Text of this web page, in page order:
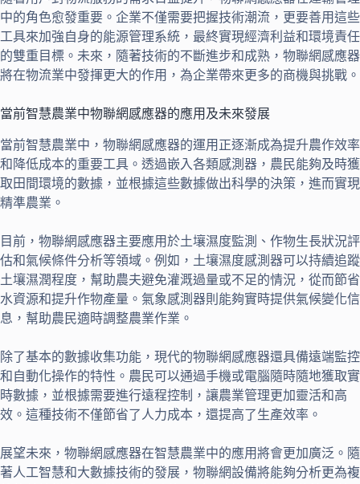
中的角色愈發重要。企業不僅需要把握技術潮流，更要善用這些
工具來加強自身的能源管理系統，最終實現經濟利益和環境責任
的雙重目標。未來，隨著技術的不斷進步和成熟，物聯網感應器
將在物流業中發揮更大的作用，為企業帶來更多的商機與挑戰。
當前智慧農業中物聯網感應器的應用及未來發展
當前智慧農業中，物聯網感應器的運用正逐漸成為提升農作效率
和降低成本的重要工具。透過嵌入各類感測器，農民能夠及時獲
取田間環境的數據，並根據這些數據做出科學的決策，進而實現
精準農業。
目前，物聯網感應器主要應用於土壤濕度監測、作物生長狀況評
估和氣候條件分析等領域。例如，土壤濕度感測器可以持續追蹤
土壤濕潤程度，幫助農夫避免灌溉過量或不足的情況，從而節省
水資源和提升作物產量。氣象感測器則能夠實時提供氣候變化信
息，幫助農民適時調整農業作業。
除了基本的數據收集功能，現代的物聯網感應器還具備遠端監控
和自動化操作的特性。農民可以通過手機或電腦隨時隨地獲取實
時數據，並根據需要進行遠程控制，讓農業管理更加靈活和高
效。這種技術不僅節省了人力成本，還提高了生產效率。
展望未來，物聯網感應器在智慧農業中的應用將會更加廣泛。隨
著人工智慧和大數據技術的發展，物聯網設備將能夠分析更為複